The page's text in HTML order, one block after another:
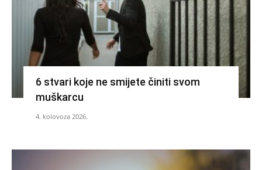
6 stvari koje ne smijete činiti svom
muškarcu
4. kolovoza 2026.